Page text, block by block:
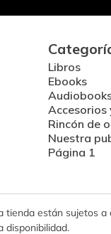
Libros
Ebooks
Accesorios
Rincón de
Nuestra
Página 1
tienda están sujetos
disponibilidad.